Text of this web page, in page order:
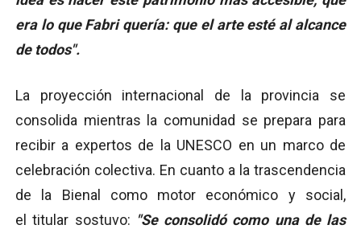
era lo que Fabri quería: que el arte esté al alcance
de todos".
La proyección internacional de la provincia se
consolida mientras la comunidad se prepara para
recibir a expertos de la UNESCO en un marco de
celebración colectiva. En cuanto a la trascendencia
de la Bienal como motor económico y social,
el titular sostuvo: "Se consolidó como una de las